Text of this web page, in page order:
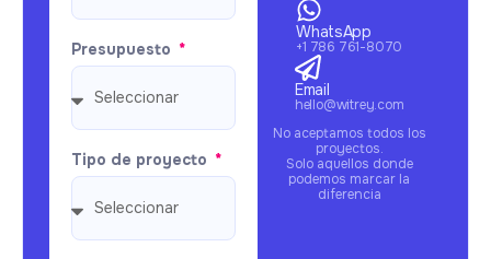
Presupuesto
Tipo de proyecto
WhatsApp
+1 786 761-8070
Email
hello@witrey.com
No aceptamos todos los
proyectos.
Solo aquellos donde
podemos marcar la
diferencia